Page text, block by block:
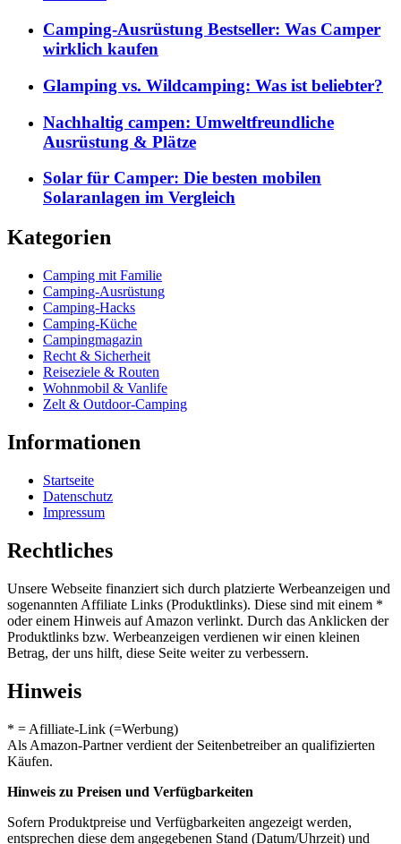
Camping-Ausrüstung Bestseller: Was Camper
wirklich kaufen
Glamping vs. Wildcamping: Was ist beliebter?
Nachhaltig campen: Umweltfreundliche
Ausrüstung & Plätze
Solar für Camper: Die besten mobilen
Solaranlagen im Vergleich
Kategorien
Camping mit Familie
Camping-Ausrüstung
Camping-Hacks
Camping-Küche
Campingmagazin
Recht & Sicherheit
Reiseziele & Routen
Wohnmobil & Vanlife
Zelt & Outdoor-Camping
Informationen
Startseite
Datenschutz
Impressum
Rechtliches
Unsere Webseite finanziert sich durch platzierte Werbeanzeigen und
sogenannten Affiliate Links (Produktlinks). Diese sind mit einem *
oder einem Hinweis auf Amazon verlinkt. Durch das Anklicken der
Produktlinks bzw. Werbeanzeigen verdienen wir einen kleinen
Betrag, der uns hilft, diese Seite weiter zu verbessern.
Hinweis
* = Afilliate-Link (=Werbung)
Als Amazon-Partner verdient der Seitenbetreiber an qualifizierten
Käufen.
Hinweis zu Preisen und Verfügbarkeiten
Sofern Produktpreise und Verfügbarkeiten angezeigt werden,
entsprechen diese dem angegebenen Stand (Datum/Uhrzeit) und